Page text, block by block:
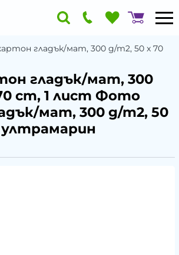
гладък/мат, 300 g/m2, 50 x 70
гладък/мат, 300
cm, 1 лист Фото
мат, 300 g/m2, 50
ултрамарин